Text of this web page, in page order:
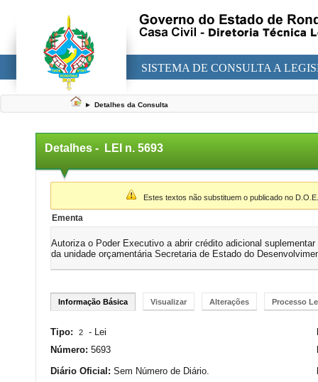
SISTEMA DE CONSULTA A
► Detalhes da Consulta
Detalhes - LEI n. 5693
▼
Estes textos não substituem o publicado no
Ementa
Autoriza o Poder Executivo a abrir crédito adicional
da unidade orçamentária Secretaria de Estado do
Informação Básica Visualizar Alterações Processo
Tipo: 2 - Lei
Número: 5693
Diário Oficial: Sem Número de Diário.